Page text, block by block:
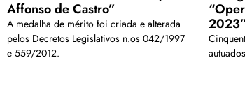
Affonso de Castro”
A medalha de mérito foi criada e alterada
pelos Decretos Legislativos n.os 042/1997
e 559/2012.